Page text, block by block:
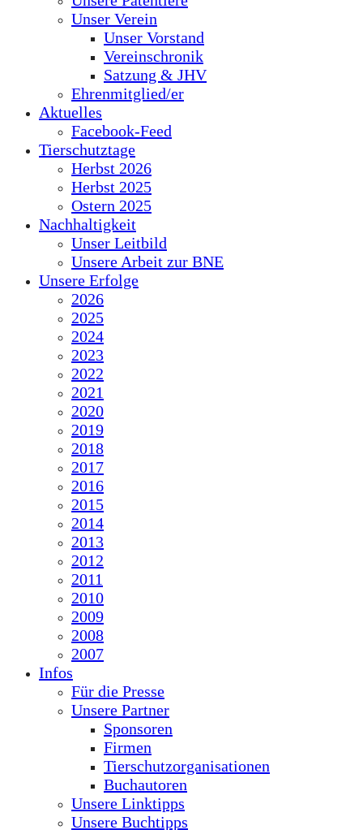
Unser Verein
Unser Vorstand
Vereinschronik
Satzung & JHV
Ehrenmitglied/er
Aktuelles
Facebook-Feed
Tierschutztage
Herbst 2026
Herbst 2025
Ostern 2025
Nachhaltigkeit
Unser Leitbild
Unsere Arbeit zur BNE
Unsere Erfolge
2026
2025
2024
2023
2022
2021
2020
2019
2018
2017
2016
2015
2014
2013
2012
2011
2010
2009
2008
2007
Infos
Für die Presse
Unsere Partner
Sponsoren
Firmen
Tierschutzorganisationen
Buchautoren
Unsere Linktipps
Unsere Buchtipps